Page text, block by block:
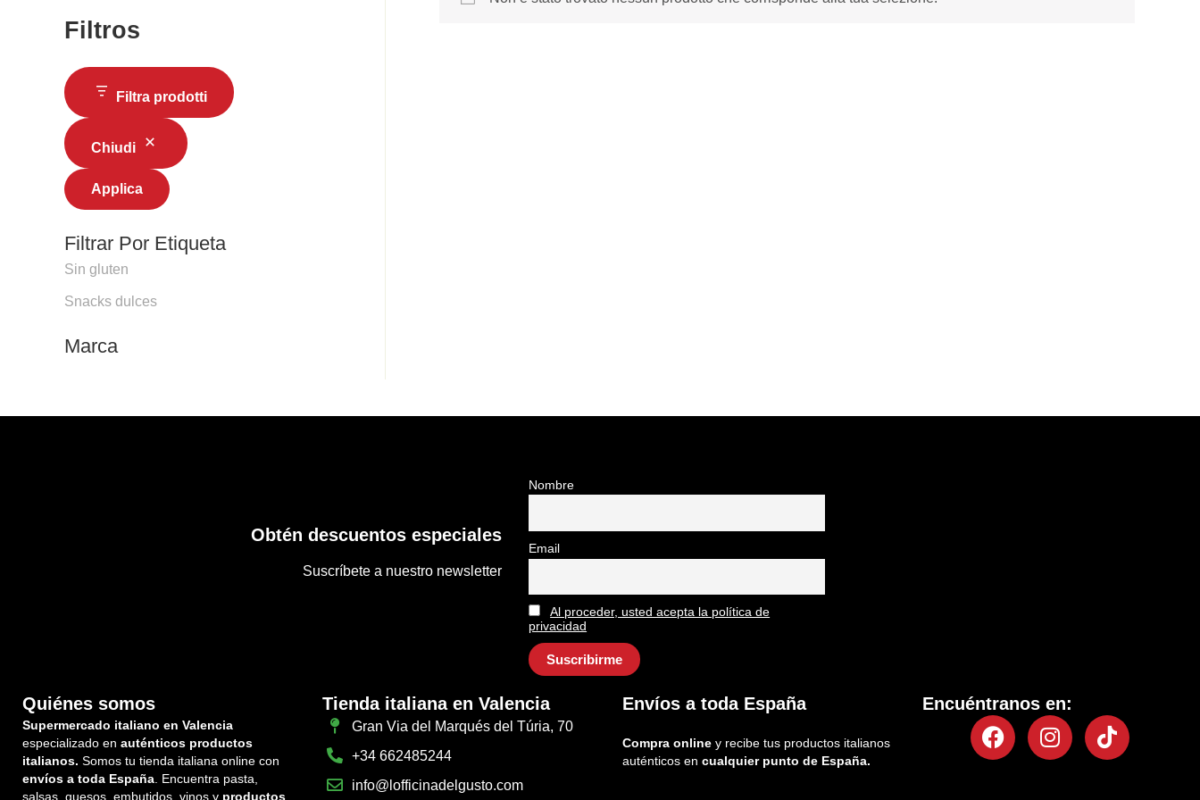
Filtros
Filtra prodotti
Chiudi
Applica
Filtrar Por Etiqueta
Sin gluten
Snacks dulces
Marca
Obtén descuentos especiales
Suscríbete a nuestro newsletter
Nombre
Email
Al proceder, usted acepta la política de
privacidad
Quiénes somos
Supermercado italiano en Valencia
especializado en auténticos productos
italianos. Somos tu tienda italiana online con
envíos a toda España . Encuentra pasta,
salsas, quesos, embutidos, vinos y productos
Tienda italiana en Valencia
Gran Via del Marqués del Túria, 70
+34 662485244
info@lofficinadelgusto.com
Envíos a toda España
Compra online y recibe tus productos italianos
auténticos en cualquier punto de España.
Encuéntranos en:
FacebookInstagram
Tiktok